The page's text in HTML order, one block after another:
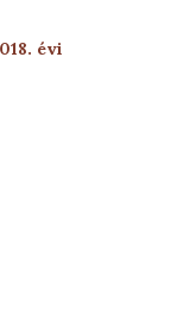
évi